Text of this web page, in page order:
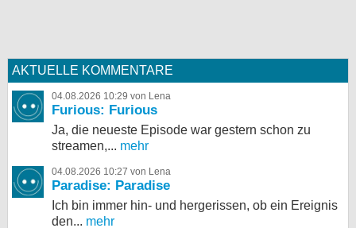
AKTUELLE KOMMENTARE
04.08.2026 10:29 von Lena
Furious: Furious
Ja, die neueste Episode war gestern schon zu
streamen,... mehr
04.08.2026 10:27 von Lena
Paradise: Paradise
Ich bin immer hin- und hergerissen, ob ein Ereignis
den... mehr